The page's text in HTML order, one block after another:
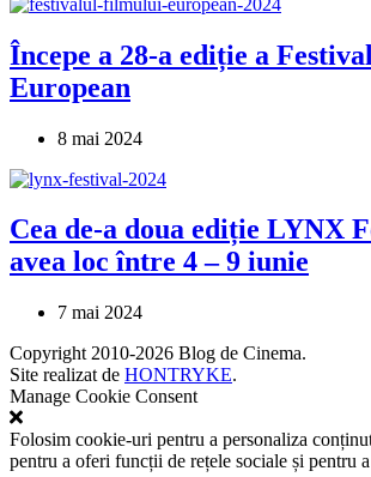
Începe a 28-a ediție a
European
8 mai 2024
Cea de-a doua ediție LYNX
avea loc între 4 – 9 iunie
7 mai 2024
Copyright 2010-2026 Blog de Cinema.
Site realizat de HONTRYKE.
Manage Cookie Consent
Folosim cookie-uri pentru a personaliza
pentru a oferi funcții de rețele sociale și pentru